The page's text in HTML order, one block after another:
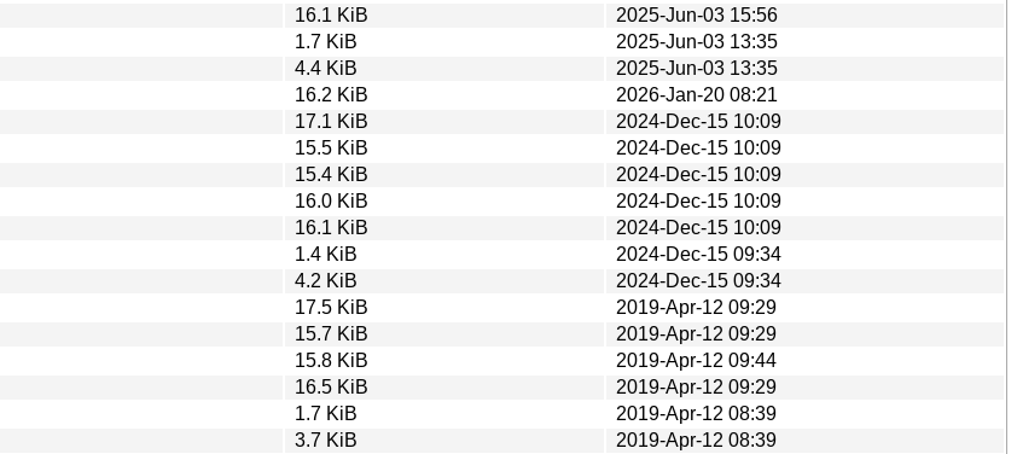
16.1 KiB
2025-Jun-03 15:56
1.7 KiB
2025-Jun-03 13:35
4.4 KiB
2025-Jun-03 13:35
16.2 KiB
2026-Jan-20 08:21
17.1 KiB
2024-Dec-15 10:09
15.5 KiB
2024-Dec-15 10:09
15.4 KiB
2024-Dec-15 10:09
16.0 KiB
2024-Dec-15 10:09
16.1 KiB
2024-Dec-15 10:09
1.4 KiB
2024-Dec-15 09:34
4.2 KiB
2024-Dec-15 09:34
17.5 KiB
2019-Apr-12 09:29
15.7 KiB
2019-Apr-12 09:29
15.8 KiB
2019-Apr-12 09:44
16.5 KiB
2019-Apr-12 09:29
1.7 KiB
2019-Apr-12 08:39
3.7 KiB
2019-Apr-12 08:39